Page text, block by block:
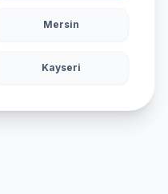
Mersin
Kayseri